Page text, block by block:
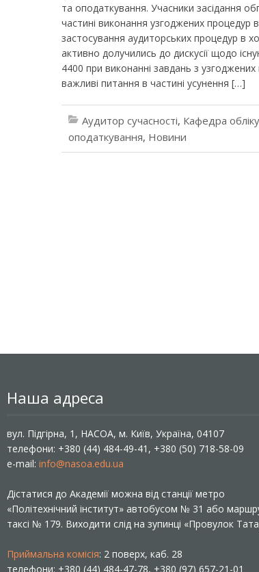
та оподаткування. Учасники засідання
частині виконання узгоджених
застосування аудиторських процедур в
активно долучились до дискусії щодо
4400 при виконанні завдань з
важливі питання в частині усунення […]
Аудитор сучасності, Кафедра
оподаткування, Новини
Наша адреса
вул. Підгірна, 1, НАСОА, м. Київ, Україна, 04107
телефони: +380 (44) 484-49-41, +380 (50) 718-58-09
e-mail: info@nasoa.edu.ua
Дістатися до Академії можна від станції метро
«Політехнічний інститут» автобусом № 31 або
таксі № 179. Виходити слід на зупинці «Провулок
Приймальна комісія: 2 поверх, каб. 28
телефони: +380 (44) 484-47-78, +380 (97) 657-21-01